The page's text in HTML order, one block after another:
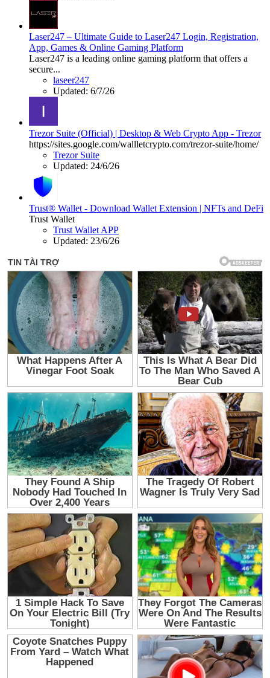
Laser247 – Ultimate Guide to Laser247 Login, Registration,
App, Games & Online Gaming Platform
Laser247 is a leading online gaming platform that offers a
secure...
laseer247
Updated: 6/7/26
Trezor Suite (Official) | Desktop & Web Crypto App - Trezor
https://sites.google.com/wallletcrypto.com/trezor-suite/home/
Trezor Suite
Updated: 24/6/26
Trust® Wallet - Download Wallet Extension | NFTs and DeFi
Trust Wallet
Trust Wallet APP
Updated: 23/6/26